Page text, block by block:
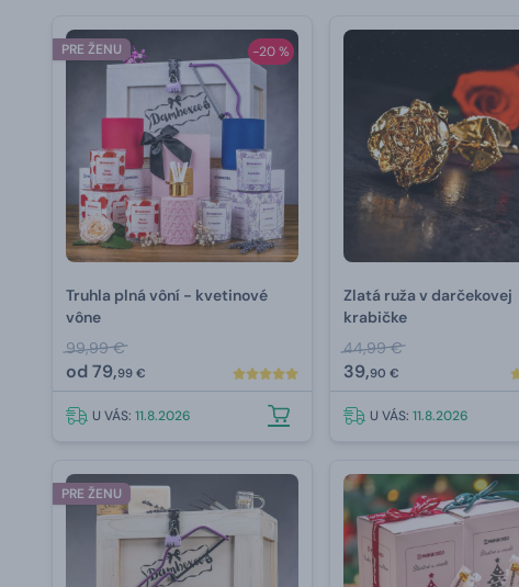
-20 %
PRE ŽENU
Truhla plná vôní - kvetinové
vône
99,99 €
od79,99 €
U VÁS: 11.8.2026
Zlatá ruža v darčekovej
krabičke
44,99 €
39,90 €
U VÁS: 11.8.2026
PRE ŽENU